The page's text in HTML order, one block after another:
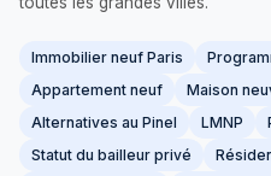
Immobilier neuf Paris
Appartement neuf
Maison
Alternatives au Pinel
LMNP
Statut du bailleur privé